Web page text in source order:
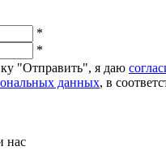
*
*
"Отправить", я даю
данных, в
нас